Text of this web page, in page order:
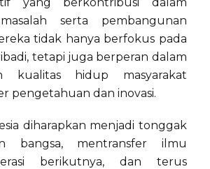
serta pembangunan
tidak hanya berfokus pada
tetapi juga berperan dalam
kualitas hidup masyarakat
pengetahuan dan inovasi.
diharapkan menjadi tonggak
bangsa, mentransfer ilmu
berikutnya, dan terus